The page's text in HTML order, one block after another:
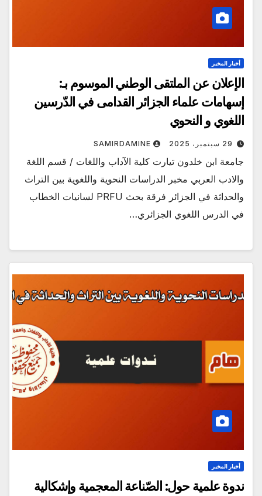
أخبار المخبر
الإعلان عن الملتقى الوطني الموسوم بـ:
إسهامات علماء الجزائر القدامى في الدّرسين
اللغوي و النحوي
29 سبتمبر، 2025 SAMIRDAMINE
جامعة ابن خلدون تيارت كلية الآداب واللغات / قسم اللغة
والادب العربي مخبر الدراسات النحوية واللغوية بين التراث
والحداثة في الجزائر فرقة بحث PRFU لسانيات الخطاب
في الدرس اللغوي الجزائري…
أخبار المخبر
ندوة علمية حول: الصّناعة المعجمية وإشكالية